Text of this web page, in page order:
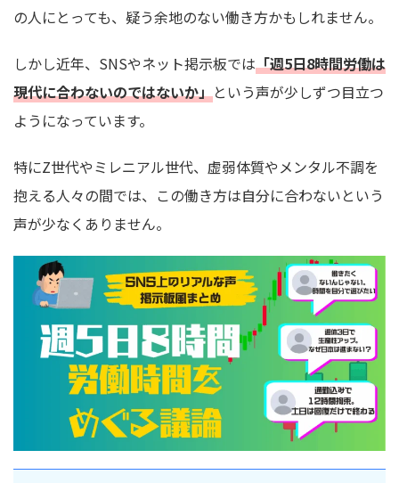
の人にとっても、疑う余地のない働き方かもしれません。
しかし近年、SNSやネット掲示板では「週5日8時間労働は
現代に合わないのではないか」という声が少しずつ目立つ
ようになっています。
特にZ世代やミレニアル世代、虚弱体質やメンタル不調を
抱える人々の間では、この働き方は自分に合わないという
声が少なくありません。